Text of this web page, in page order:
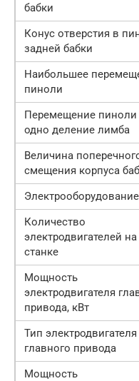
бабки
Конус отверстия в
задней бабки
Наибольшее
пиноли
Перемещение пиноли
одно деление лимба
Величина
смещения корпуса
Электрооборудование
Количество
электродвигателей на
станке
Мощность
электродвигателя
привода, кВт
Тип электродвигателя
главного привода
Мощность